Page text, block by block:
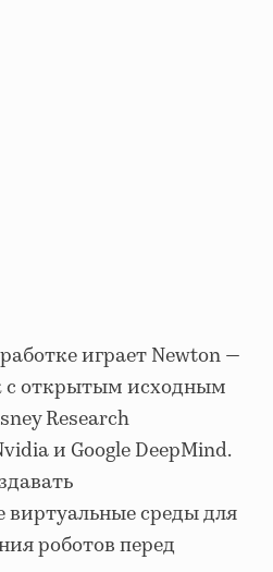
играет Newton —
открытым исходным
Research
и Google DeepMind.
виртуальные среды для
роботов перед